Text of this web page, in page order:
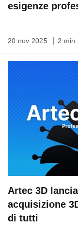
esigenze
20 nov 2025 2 min
Artec 3D
acquisizione
di tutti